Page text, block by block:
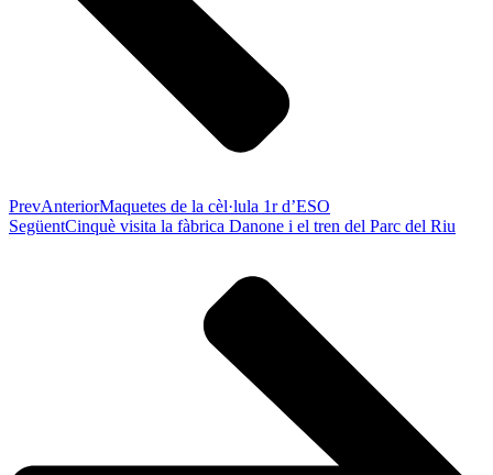
PrevAnteriorMaquetes de la cèl·lula 1r d’ESO
SegüentCinquè visita la fàbrica Danone i el tren del Parc del Riu